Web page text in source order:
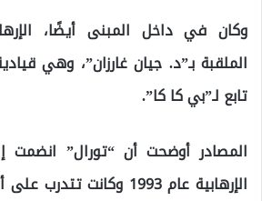
وكان في داخل المبنى أيضًا،
الملقبة بـ”د. جيان غارزان”، وهي
تابع لـ”بي كا كا”.
المصادر أوضحت أن “تورال”
الإرهابية عام 1993 وكانت